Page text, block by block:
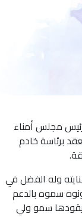
مجلس أمناء
برئاسة خادم
.
وله الفضل في
سموه بالدعم
وبرامج رؤية المملكة 2030 الطموحة التي يقودها سمو ولي